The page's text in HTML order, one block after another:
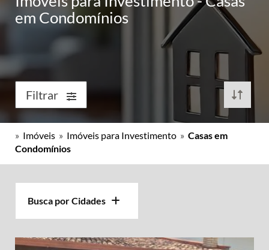
em Condomínios
Filtrar
» Imóveis » Imóveis para Investimento » Casas em
Condomínios
Busca por Cidades